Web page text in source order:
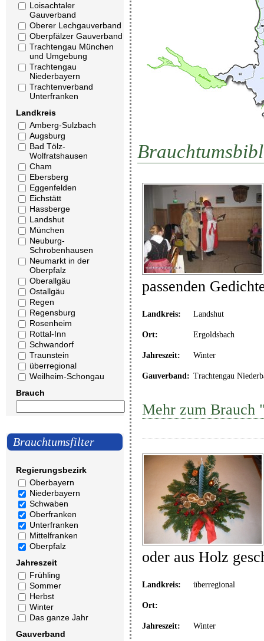
Loisachtaler
Gauverband
Oberer Lechgauverband
Oberpfälzer Gauverband
Trachtengau München
und Umgebung
Trachtengau
Niederbayern
Trachtenverband
Unterfranken
Landkreis
Amberg-Sulzbach
Augsburg
Bad Tölz-
Wolfratshausen
Cham
Ebersberg
Eggenfelden
Eichstätt
Hassberge
Landshut
München
Neuburg-
Schrobenhausen
Neumarkt in der
Oberpfalz
Oberallgäu
Ostallgäu
Regen
Regensburg
Rosenheim
Rottal-Inn
Schwandorf
Traunstein
überregional
Weilheim-Schongau
Brauch
Brauchtumsfilter
Regierungsbezirk
Oberbayern
Niederbayern
Schwaben
Oberfranken
Unterfranken
Mittelfranken
Oberpfalz
Jahreszeit
Frühling
Sommer
Herbst
Winter
Das ganze Jahr
Gauverband
passenden
Landkreis: Landshut
Ort: Ergoldsbach
Jahreszeit: Winter
Gauverband: Trachtengau
Mehr zum Brauch
oder aus Holz
Landkreis: überregional
Ort:
Jahreszeit: Winter